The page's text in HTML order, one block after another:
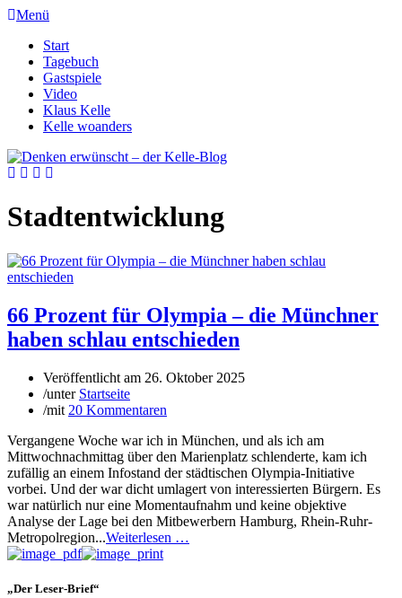
Menü
Start
Tagebuch
Gastspiele
Video
Klaus Kelle
Kelle woanders
Stadtentwicklung
66 Prozent für Olympia – die Münchner
haben schlau entschieden
Veröffentlicht am 26. Oktober 2025
/unter Startseite
/mit 20 Kommentaren
Vergangene Woche war ich in München, und als ich am
Mittwochnachmittag über den Marienplatz schlenderte, kam ich
zufällig an einem Infostand der städtischen Olympia-Initiative
vorbei. Und der war dicht umlagert von interessierten Bürgern. Es
war natürlich nur eine Momentaufnahm und keine objektive
Analyse der Lage bei den Mitbewerbern Hamburg, Rhein-Ruhr-
Metropolregion...Weiterlesen …
„Der Leser-Brief“